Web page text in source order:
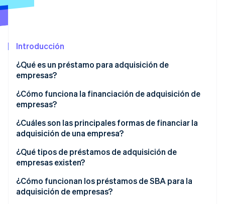
Constitución de una startup
Climate
Eliminación de dióxido de carbono
Verificación de identidad en línea
Sesiones de Stripe 2026
Descubre cómo Stripe construye la infraestructura
Stripe App Marketplace
Introducción
¿Qué es un préstamo para adquisición de
empresas?
¿Cómo funciona la financiación de adquisición de
empresas?
¿Cuáles son las principales formas de financiar la
adquisición de una empresa?
¿Qué tipos de préstamos de adquisición de
empresas existen?
¿Cómo funcionan los préstamos de SBA para la
adquisición de empresas?